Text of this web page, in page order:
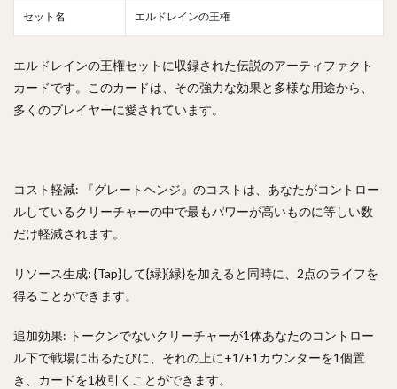
セット名 エルドレインの王権
エルドレインの王権セットに収録された伝説のアーティファクト
カードです。このカードは、その強力な効果と多様な用途から、
多くのプレイヤーに愛されています。
コスト軽減: 『グレートヘンジ』のコストは、あなたがコントロー
ルしているクリーチャーの中で最もパワーが高いものに等しい数
だけ軽減されます。
リソース生成: {Tap}して{緑}{緑}を加えると同時に、2点のライフを
得ることができます。
追加効果: トークンでないクリーチャーが1体あなたのコントロー
ル下で戦場に出るたびに、それの上に+1/+1カウンターを1個置
き、カードを1枚引くことができます。